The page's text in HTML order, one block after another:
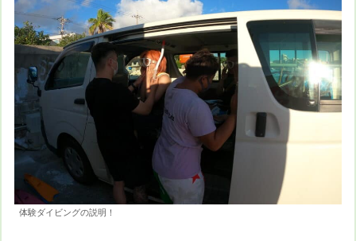
体験ダイビングの説明！